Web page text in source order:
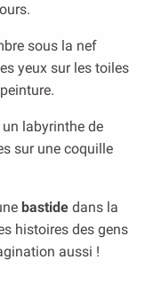
sous la nef
yeux sur les toiles
labyrinthe de
sur une coquille
bastide dans la
histoires des gens
aussi !